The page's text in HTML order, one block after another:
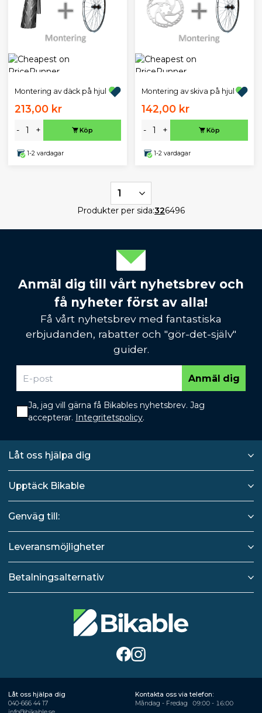
Montering av däck på hjul
213,00 kr
- + Köp
1-2 vardagar
Montering av skiva på hjul
142,00 kr
- + Köp
1-2 vardagar
1
Produkter per sida:326496
Anmäl dig till vårt nyhetsbrev och
få nyheter först av alla!
Få vårt nyhetsbrev med fantastiska
erbjudanden, rabatter och "gör-det-själv"
guider.
Anmäl dig
Ja, jag vill gärna få Bikables nyhetsbrev. Jag
accepterar. Integritetspolicy.
Låt oss hjälpa dig
Upptäck Bikable
Genväg till:
Leveransmöjligheter
Betalningsalternativ
Låt oss hjälpa dig
040-666 44 17
Kontakta oss via telefon:
Måndag - Fredag
09:00 - 16:00